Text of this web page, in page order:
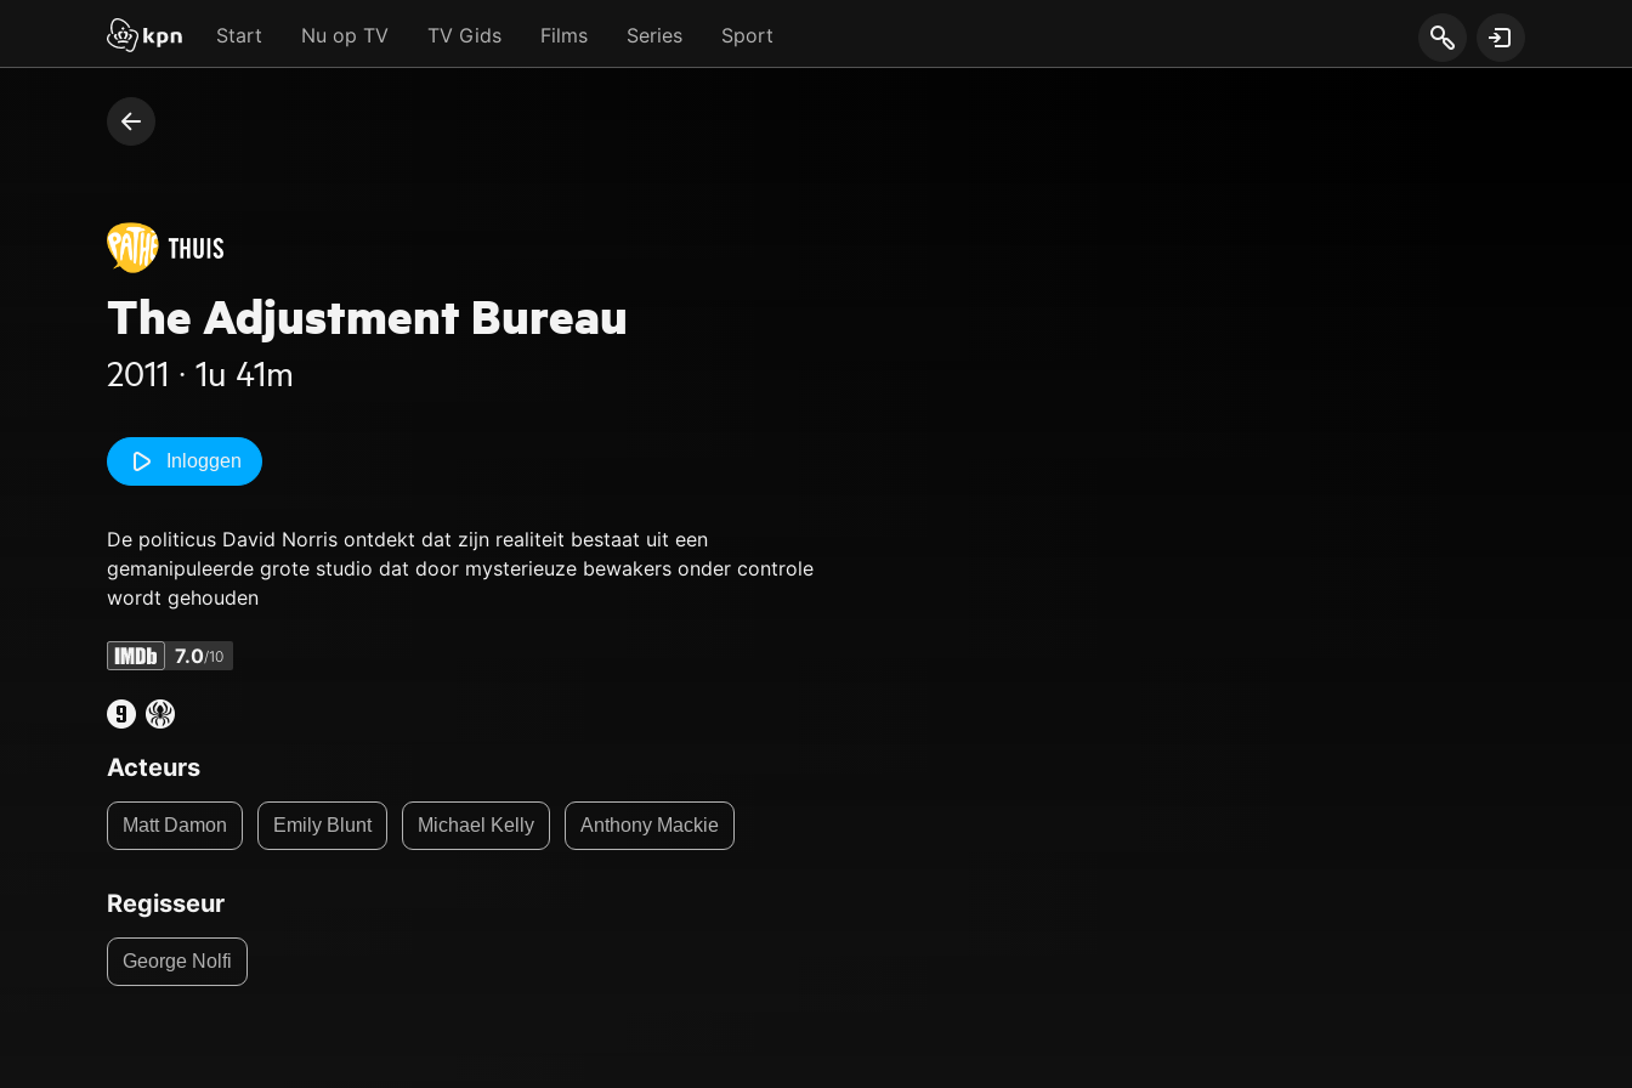
Start Nu op TV TV Gids Films Series Sport
The Adjustment Bureau
2011 ‧ 1u 41m
Inloggen
De politicus David Norris ontdekt dat zijn realiteit bestaat uit een
gemanipuleerde grote studio dat door mysterieuze bewakers onder controle
wordt gehouden
7.0/10
Acteurs
Matt Damon Emily Blunt Michael Kelly Anthony Mackie
Regisseur
George Nolfi